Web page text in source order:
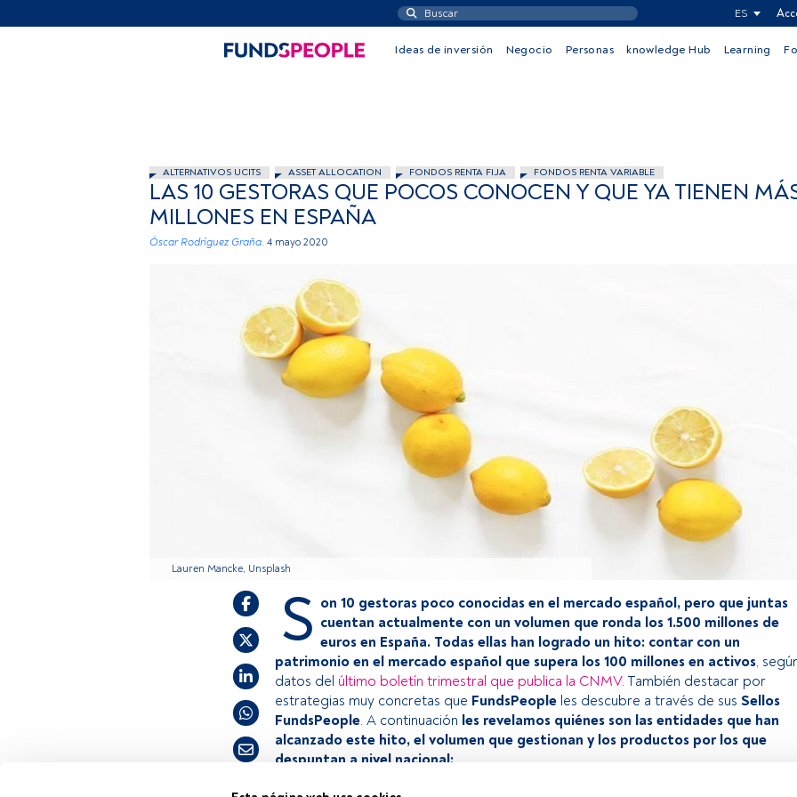
ES
Ideas de inversión Negocio Personas knowledge Hub Learning
ALTERNATIVOS UCITS ASSET ALLOCATION FONDOS RENTA FIJA FONDOS RENTA VARIABLE
LAS 10 GESTORAS QUE POCOS CONOCEN Y QUE YA TIENEN
MILLONES EN ESPAÑA
Óscar Rodríguez Graña. 4 mayo 2020
Lauren Mancke, Unsplash
S on 10 gestoras poco conocidas en el mercado español, pero que juntas
cuentan actualmente con un volumen que ronda los 1.500 millones de
euros en España. Todas ellas han logrado un hito: contar con un
patrimonio en el mercado español que supera los 100 millones en activos,
datos del último boletín trimestral que publica la CNMV. También destacar por
estrategias muy concretas que FundsPeople les descubre a través de sus Sellos
FundsPeople. A continuación les revelamos quiénes son las entidades que han
alcanzado este hito, el volumen que gestionan y los productos por los que
despuntan a nivel nacional: